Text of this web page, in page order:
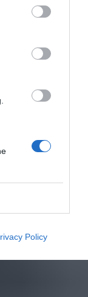
Policy